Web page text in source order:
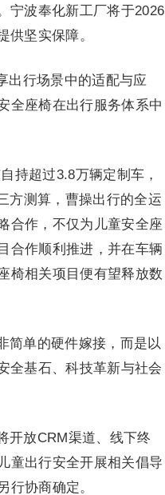
宁波奉化新工厂将于2026
供坚实保障。
出行场景中的适配与应
全座椅在出行服务体系中
持超过3.8万辆定制车，
方测算，曹操出行的全运
合作，不仅为儿童安全座
合作顺利推进，并在车辆
椅相关项目便有望释放数
简单的硬件嫁接，而是以
全基石、科技革新与社会
开放CRM渠道、线下终
童出行安全开展相关倡导
行协商确定。